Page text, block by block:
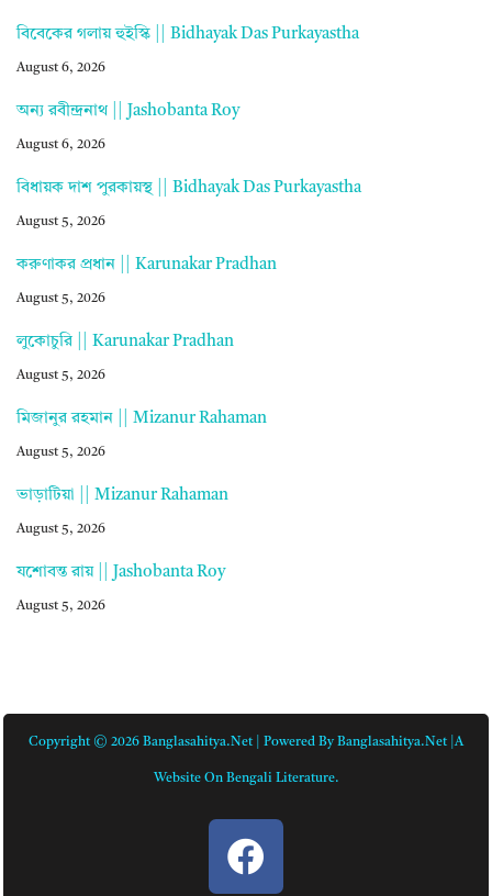
বিবেকের গলায় হুইস্কি || Bidhayak Das Purkayastha
August 6, 2026
অন্য রবীন্দ্রনাথ || Jashobanta Roy
August 6, 2026
বিধায়ক দাশ পুরকায়স্থ || Bidhayak Das Purkayastha
August 5, 2026
করুণাকর প্রধান || Karunakar Pradhan
August 5, 2026
লুকোচুরি || Karunakar Pradhan
August 5, 2026
মিজানুর রহমান || Mizanur Rahaman
August 5, 2026
ভাড়াটিয়া || Mizanur Rahaman
August 5, 2026
যশোবন্ত রায় || Jashobanta Roy
August 5, 2026
Copyright © 2026 Banglasahitya.net | Powered By Banglasahitya.net |A
Website On Bengali Literature.